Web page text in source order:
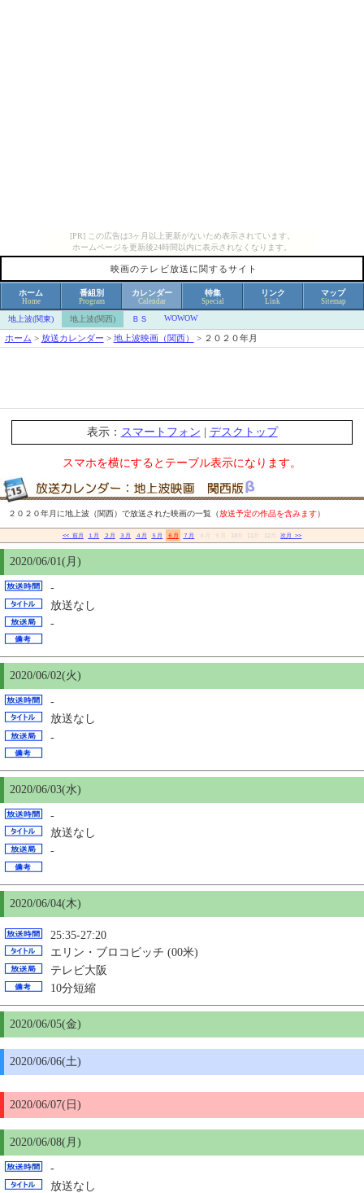
[PR] この広告は3ヶ月以上更新がないため表示されています。
ホームページを更新後24時間以内に表示されなくなります。
映画のテレビ放送に関するサイト
ホーム
Home
番組別
Program
カレンダー
Calendar
特集
Special
リンク
Link
マップ
Sitemap
地上波(関東) 地上波(関西) ＢＳ WOWOW
ホーム > 放送カレンダー > 地上波映画（関西） > ２０２０年月
表示： スマートフォン デスクトップ
スマホを横にするとテーブル表示になります。
２０２０年月に地上波（関西）で放送された映画の一覧（放送予定の作品を含みます）
<< 前月 １月 ２月 ３月 ４月 ５月 ６月 ７月 ８月 10月 11月 12月 次月 >>
2020/06/01(月)
-
放送なし
-
2020/06/02(火)
-
放送なし
-
2020/06/03(水)
-
放送なし
-
2020/06/04(木)
25:35-27:20
エリン・ブロコビッチ (00米)
テレビ大阪
10分短縮
2020/06/05(金)
2020/06/06(土)
2020/06/07(日)
2020/06/08(月)
-
放送なし